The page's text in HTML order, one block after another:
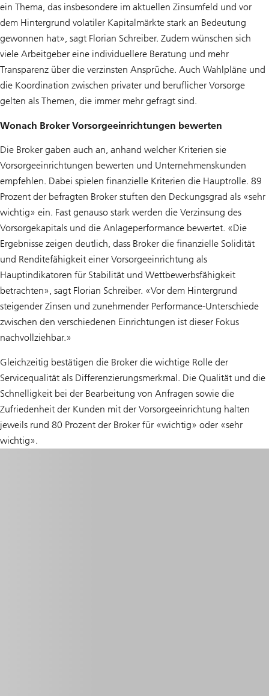
ein Thema, das insbesondere im aktuellen Zinsumfeld und vor
dem Hintergrund volatiler Kapitalmärkte stark an Bedeutung
gewonnen hat», sagt Florian Schreiber. Zudem wünschen sich
viele Arbeitgeber eine individuellere Beratung und mehr
Transparenz über die verzinsten Ansprüche. Auch Wahlpläne und
die Koordination zwischen privater und beruflicher Vorsorge
gelten als Themen, die immer mehr gefragt sind.
Wonach Broker Vorsorgeeinrichtungen bewerten
Die Broker gaben auch an, anhand welcher Kriterien sie
Vorsorgeeinrichtungen bewerten und Unternehmenskunden
empfehlen. Dabei spielen finanzielle Kriterien die Hauptrolle. 89
Prozent der befragten Broker stuften den Deckungsgrad als «sehr
wichtig» ein. Fast genauso stark werden die Verzinsung des
Vorsorgekapitals und die Anlageperformance bewertet. «Die
Ergebnisse zeigen deutlich, dass Broker die finanzielle Solidität
und Renditefähigkeit einer Vorsorgeeinrichtung als
Hauptindikatoren für Stabilität und Wettbewerbsfähigkeit
betrachten», sagt Florian Schreiber. «Vor dem Hintergrund
steigender Zinsen und zunehmender Performance-Unterschiede
zwischen den verschiedenen Einrichtungen ist dieser Fokus
nachvollziehbar.»
Gleichzeitig bestätigen die Broker die wichtige Rolle der
Servicequalität als Differenzierungsmerkmal. Die Qualität und die
Schnelligkeit bei der Bearbeitung von Anfragen sowie die
Zufriedenheit der Kunden mit der Vorsorgeeinrichtung halten
jeweils rund 80 Prozent der Broker für «wichtig» oder «sehr
wichtig».